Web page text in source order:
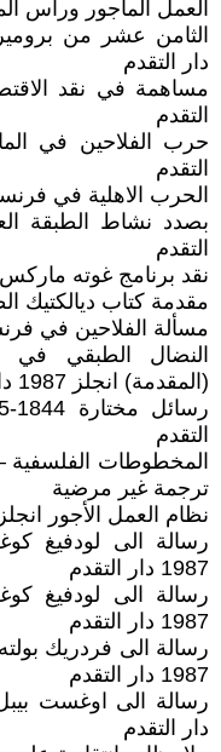
العمل المأجور ورأس المال
دار التقدم
التقدم
التقدم
الحرب الاهلية في فرنسا ماركس
التقدم
نقد برنامج غوته ماركس 1987 دار التقدم
مقدمة كتاب ديالكتيك الطبيعة
مسألة الفلاحين في فرنسا
(المقدمة) انجلز 1987 دار التقدم
التقدم
ترجمة غير مرضية
نظام العمل الأجور
1987 دار التقدم
1987 دار التقدم
1987 دار التقدم
دار التقدم